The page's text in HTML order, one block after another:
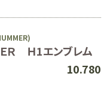
ＥＲ Ｈ1エンブレム
10.780